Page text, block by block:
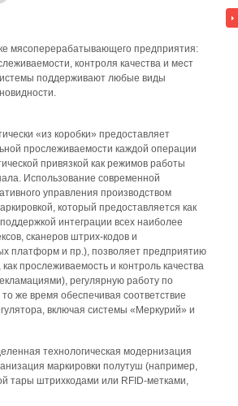
мясоперерабатывающего предприятия:
контроля качества и мест
поддерживают любые виды
«из коробки» предоставляет
прослеживаемости каждой операции
привязкой как режимов работы
Использование современной
управления производством
который предоставляется как
интеграции всех наиболее
сканеров штрих-кодов и
платформ и пр.), позволяет предприятию
прослеживаемость и контроль качества
регулярную работу по
же время обеспечивая соответствие
включая системы «Меркурий» и
технологическая модернизация
маркировки полутуш (например,
тары штрихкодами или RFID-метками,